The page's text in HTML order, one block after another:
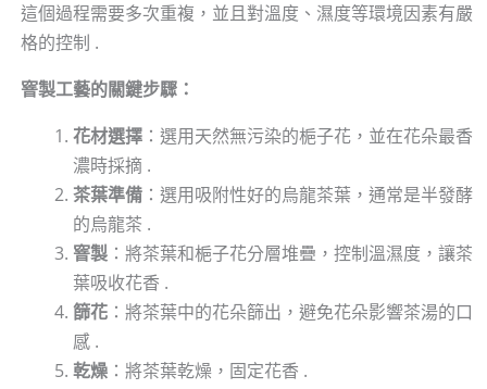
這個過程需要多次重複，並且對溫度、濕度等環境因素有嚴
格的控制 .
窨製工藝的關鍵步驟：
花材選擇：選用天然無污染的梔子花，並在花朵最香
濃時採摘 .
茶葉準備：選用吸附性好的烏龍茶葉，通常是半發酵
的烏龍茶 .
窨製：將茶葉和梔子花分層堆疊，控制溫濕度，讓茶
葉吸收花香 .
篩花：將茶葉中的花朵篩出，避免花朵影響茶湯的口
感 .
乾燥：將茶葉乾燥，固定花香 .